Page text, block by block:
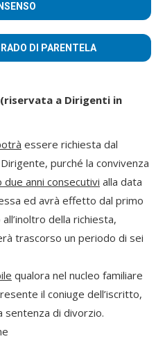
DI PARENTELA
(riservata a Dirigenti in
essere richiesta dal
purché la convivenza
due anni consecutivi alla data
ed avrà effetto dal primo
della richiesta,
trascorso un periodo di sei
qualora nel nucleo familiare
il coniuge dell’iscritto,
sentenza di divorzio.